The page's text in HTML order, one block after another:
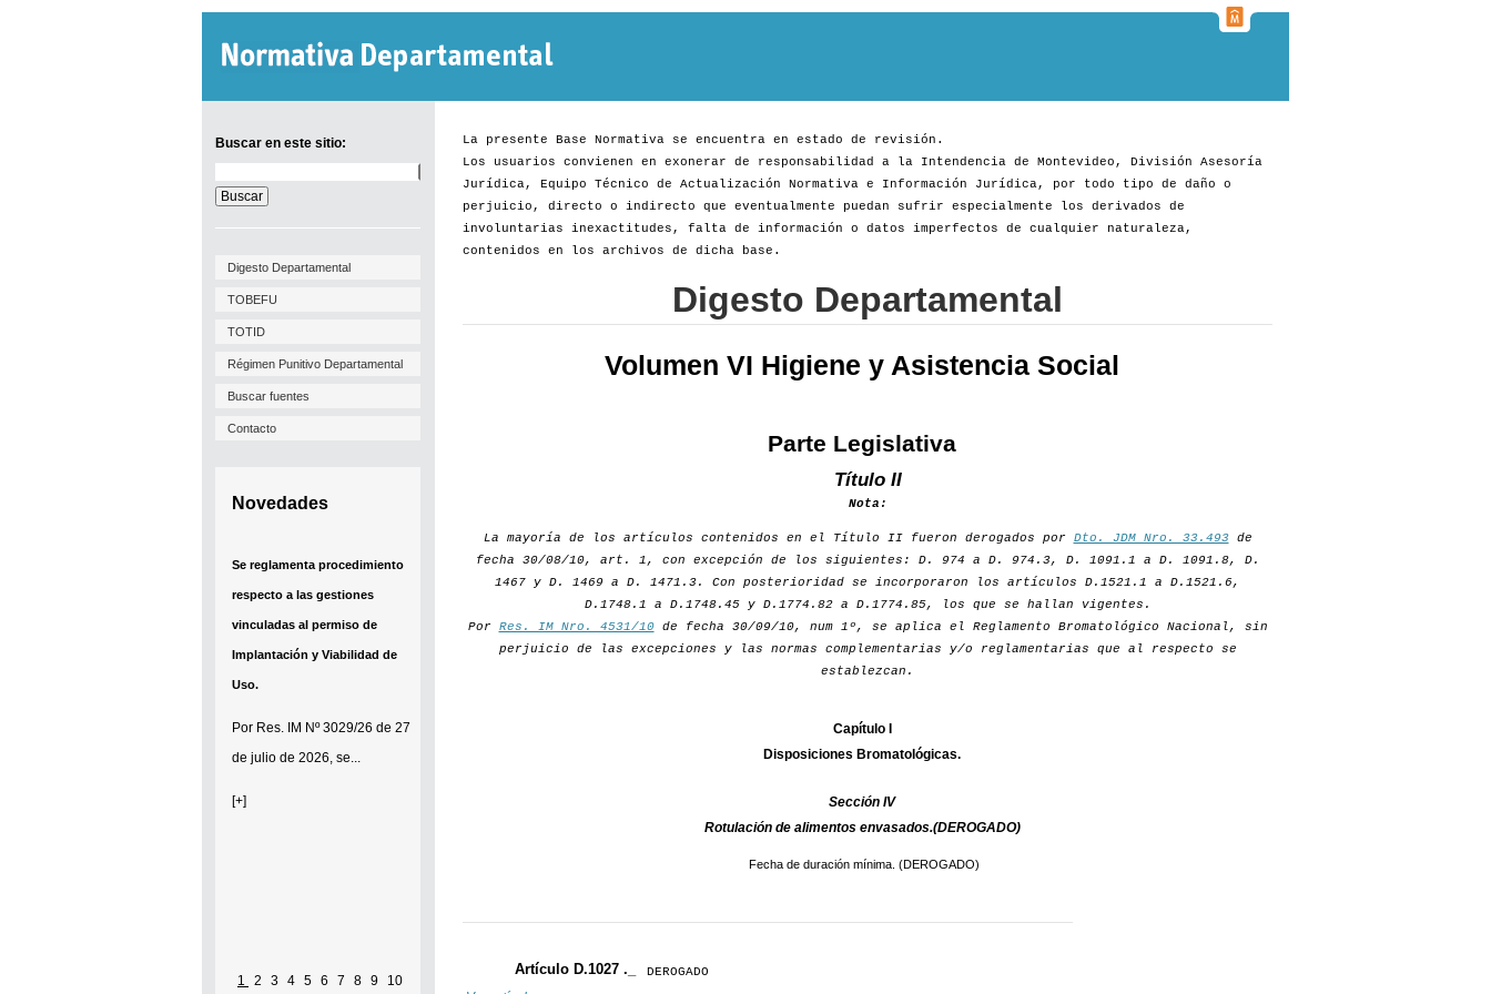
Buscar en este sitio:
en
este
sitio:
Digesto Departamental
TOBEFU
TOTID
Régimen Punitivo Departamental
Buscar fuentes
Contacto
Novedades
Se reglamenta procedimiento
respecto a las gestiones
vinculadas al permiso de
Implantación y Viabilidad de
Uso.
Por Res. IM Nº 3029/26 de 27
de julio de 2026, se...
[+]
1 2 3 4 5 6 7 8 9 10
La presente Base Normativa se encuentra en estado de revisión.
Los usuarios convienen en exonerar de responsabilidad a la Intendencia de Montevideo, División Asesoría
Jurídica, Equipo Técnico de Actualización Normativa e Información Jurídica, por todo tipo de daño o
perjuicio, directo o indirecto que eventualmente puedan sufrir especialmente los derivados de
involuntarias inexactitudes, falta de información o datos imperfectos de cualquier naturaleza,
contenidos en los archivos de dicha base.
Digesto Departamental
Volumen VI Higiene y Asistencia Social
Parte Legislativa
Título II
Nota:
La mayoría de los artículos contenidos en el Título II fueron derogados por Dto. JDM Nro. 33.493de
fecha 30/08/10, art. 1, con excepción de los siguientes: D. 974 a D. 974.3, D. 1091.1 a D. 1091.8, D.
1467 y D. 1469 a D. 1471.3. Con posterioridad se incorporaron los artículos D.1521.1 a D.1521.6,
D.1748.1 a D.1748.45 y D.1774.82 a D.1774.85, los que se hallan vigentes.
Por Res. IM Nro. 4531/10de fecha 30/09/10, num 1º, se aplica el Reglamento Bromatológico Nacional, sin
perjuicio de las excepciones y las normas complementarias y/o reglamentarias que al respecto se
establezcan.
Capítulo I
Disposiciones Bromatológicas.
Sección IV
Rotulación de alimentos envasados.(DEROGADO)
Fecha de duración mínima. (DEROGADO)
Artículo D.1027 ._ DEROGADO